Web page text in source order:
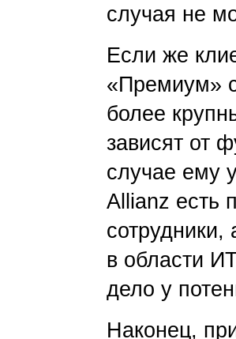
случая не
Если же
«Премиум»
более
зависят от
случае ему
Allianz есть
в области
дело у
Наконец,